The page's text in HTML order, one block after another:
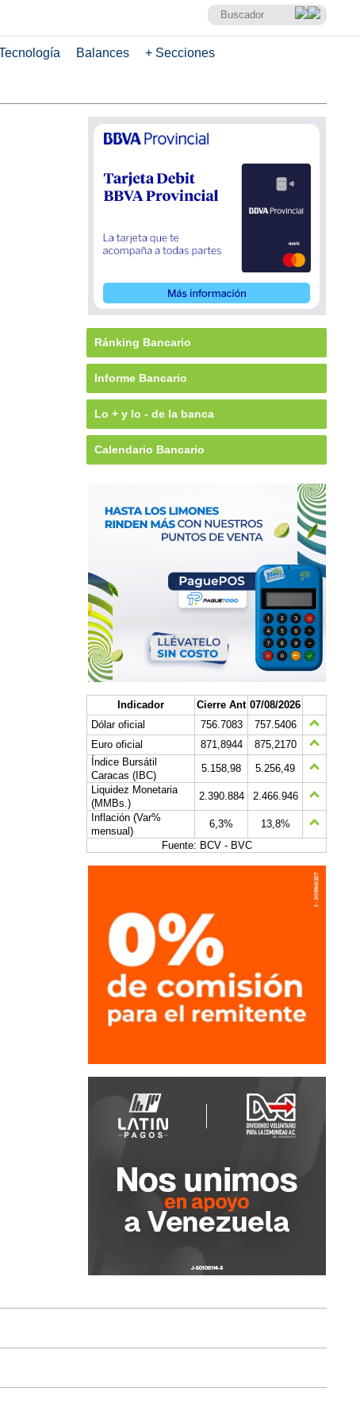
Balances + Secciones
Ránking Bancario
Informe Bancario
Lo + y lo - de la banca
Calendario Bancario
Indicador Cierre Ant 07/08/2026
Dólar oficial
756.7083
757.5406
Euro oficial
871,8944
875,2170
Índice Bursátil
Caracas (IBC)
5.158,98
5.256,49
Liquidez Monetaria
(MMBs.)
2.390.884
2.466.946
Inflación (Var%
mensual)
6,3%
13,8%
Fuente: BCV - BVC